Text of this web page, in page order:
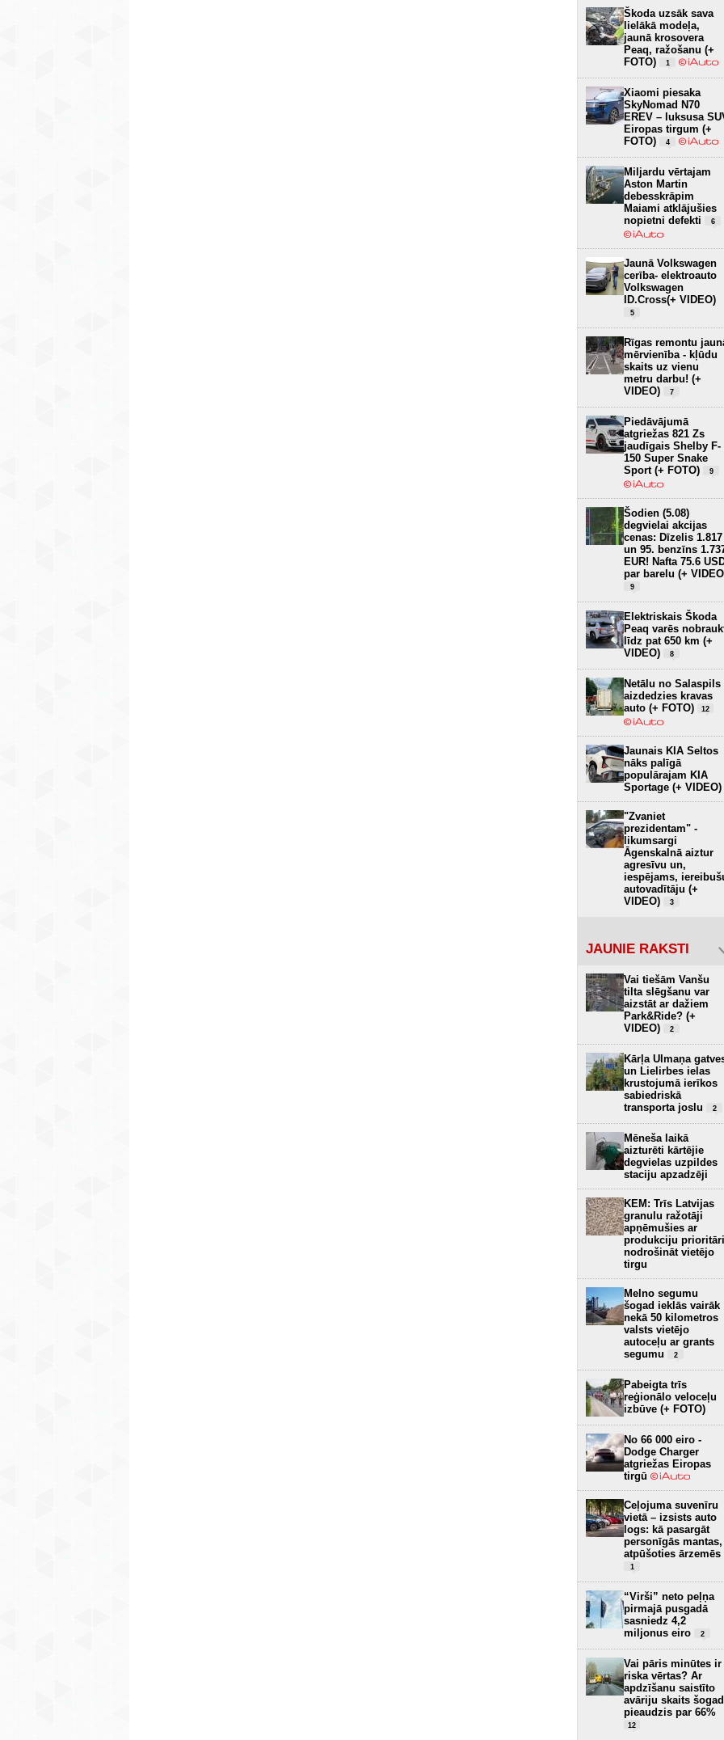
Škoda uzsāk sava
lielākā modeļa,
jaunā krosovera
Peaq, ražošanu (+
FOTO)
1
Xiaomi piesaka
SkyNomad N70
EREV – luksusa
Eiropas tirgum (+
FOTO)
4
Miljardu vērtajam
Aston Martin
debesskrāpim
Maiami atklājušies
nopietni defekti
6
Jaunā Volkswagen
cerība- elektroauto
Volkswagen
ID.Cross(+ VIDEO)
5
Rīgas remontu
mērvienība - kļūdu
skaits uz vienu
metru darbu! (+
VIDEO)
7
Piedāvājumā
atgriežas 821 Zs
jaudīgais Shelby F-
150 Super Snake
Sport (+ FOTO)
9
Šodien (5.08)
degvielai akcijas
cenas: Dīzelis 1.817
un 95. benzīns
EUR! Nafta 75.6
par barelu (+
9
Elektriskais Škoda
Peaq varēs
līdz pat 650 km (+
VIDEO)
8
Netālu no Salaspils
aizdedzies kravas
auto (+ FOTO)
12
Jaunais KIA Seltos
nāks palīgā
populārajam KIA
Sportage (+ VIDEO)
"Zvaniet
prezidentam" -
likumsargi
Āgenskalnā aiztur
agresīvu un,
iespējams,
autovadītāju (+
VIDEO)
3
JAUNIE RAKSTI
Vai tiešām Vanšu
tilta slēgšanu var
aizstāt ar dažiem
Park&Ride? (+
VIDEO)
2
Kārļa Ulmaņa
un Lielirbes ielas
krustojumā ierīkos
sabiedriskā
transporta joslu
2
Mēneša laikā
aizturēti kārtējie
degvielas uzpildes
staciju apzadzēji
KEM: Trīs Latvijas
granulu ražotāji
apņēmušies ar
produkciju prioritāri
nodrošināt vietējo
tirgu
Melno segumu
šogad ieklās vairāk
nekā 50 kilometros
valsts vietējo
autoceļu ar grants
segumu
2
Pabeigta trīs
reģionālo veloceļu
izbūve (+ FOTO)
No 66 000 eiro -
Dodge Charger
atgriežas Eiropas
tirgū
Ceļojuma suvenīru
vietā – izsists auto
logs: kā pasargāt
personīgās mantas,
atpūšoties ārzemēs
1
“Virši” neto peļņa
pirmajā pusgadā
sasniedz 4,2
miljonus eiro
2
Vai pāris minūtes ir
riska vērtas? Ar
apdzīšanu saistīto
avāriju skaits šogad
pieaudzis par 66%
12